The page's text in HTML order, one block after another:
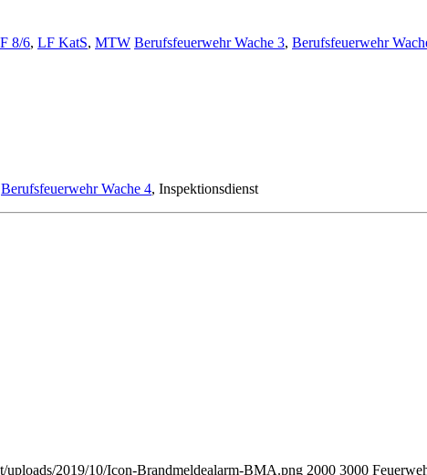
8/6, LF KatS, MTW Berufsfeuerwehr Wache 3, Berufsfeuerwehr
Berufsfeuerwehr Wache 4, Inspektionsdienst
uploads/2019/10/Icon-Brandmeldealarm-BMA.png 2000 3000